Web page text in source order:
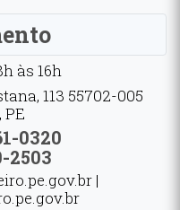
às 16h
113 55702-005
0320
2503
|